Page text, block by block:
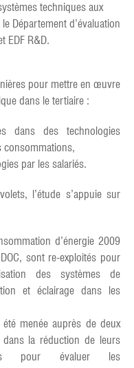
techniques aux
Département d’évaluation
EDF R&D.
pour mettre en œuvre
dans le tertiaire :
dans des technologies
consommations,
par les salariés.
l’étude s’appuie sur
d’énergie 2009
sont re-exploités pour
des systèmes de
et éclairage dans les
menée auprès de deux
dans la réduction de leurs
pour évaluer les